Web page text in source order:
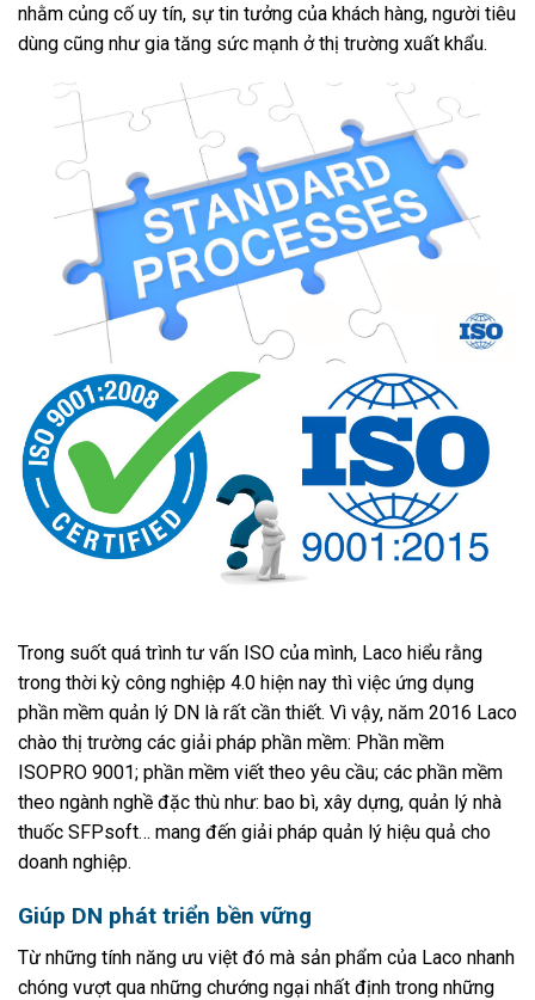
nhằm củng cố uy tín, sự tin tưởng của khách hàng, người tiêu
dùng cũng như gia tăng sức mạnh ở thị trường xuất khẩu.
Trong suốt quá trình tư vấn ISO của mình, Laco hiểu rằng
trong thời kỳ công nghiệp 4.0 hiện nay thì việc ứng dụng
phần mềm quản lý DN là rất cần thiết. Vì vậy, năm 2016 Laco
chào thị trường các giải pháp phần mềm: Phần mềm
ISOPRO 9001; phần mềm viết theo yêu cầu; các phần mềm
theo ngành nghề đặc thù như: bao bì, xây dựng, quản lý nhà
thuốc SFPsoft… mang đến giải pháp quản lý hiệu quả cho
doanh nghiệp.
Giúp DN phát triển bền vững
Từ những tính năng ưu việt đó mà sản phẩm của Laco nhanh
chóng vượt qua những chướng ngại nhất định trong những